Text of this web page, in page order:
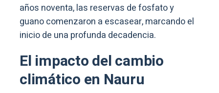
años noventa, las reservas de fosfato y
guano comenzaron a escasear, marcando el
inicio de una profunda decadencia.
El impacto del cambio
climático en Nauru